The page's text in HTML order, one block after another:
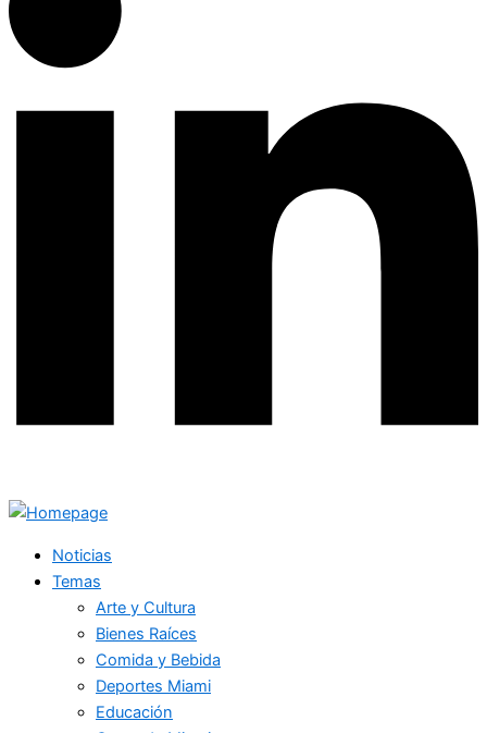
Noticias
Temas
Arte y Cultura
Bienes Raíces
Comida y Bebida
Deportes Miami
Educación